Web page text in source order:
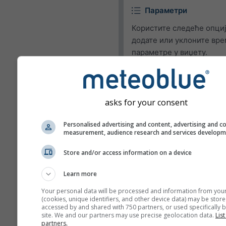
Параметри
Користите следеће
додате или уклоните
параметре у виџету.
Пиктограм
Брзина ветра
Релативна влажност
Падавине
asks for your consent
Personalised advertising and content, advertising and
measurement, audience research and services
Store and/or access information on a device
Learn more
Your personal data will be processed and information from
(cookies, unique identifiers, and other device data) may be
accessed by and shared with 750 partners, or used specifically
site. We and our partners may use precise geolocation data.
partners.